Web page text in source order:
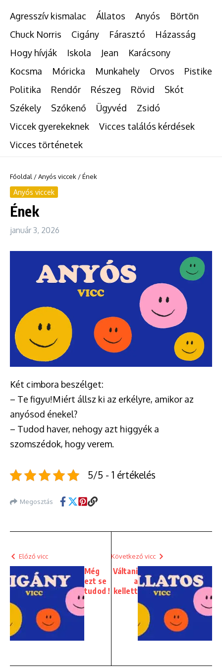
Agresszív kismalac Állatos Anyós
Börtön
Chuck Norris
Cigány Fárasztó
Házasság
Hogy hívják
Iskola Jean
Karácsony
Kocsma
Móricka Munkahely Orvos
Pistike
Politika
Rendőr Részeg Rövid
Skót
Székely
Szőkenő Ügyvéd
Zsidó
Viccek gyerekeknek
Vicces találós kérdések
Vicces történetek
Főoldal /Anyós viccek /Ének
Anyós viccek
Ének
január 3, 2026
Két cimbora beszélget:
– Te figyu!Miért állsz ki az erkélyre, amikor az
anyósod énekel?
– Tudod haver, nehogy azt higgyék a
szomszédok, hogy verem.
5/5 - 1 értékelés
Megosztás
Előző vicc
Még
ezt se
tudod !
Következő vicc
Váltani
a
kellett